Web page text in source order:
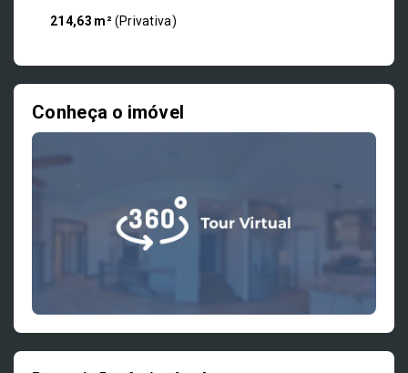
214,63 m²(Privativa)
Conheça o imóvel